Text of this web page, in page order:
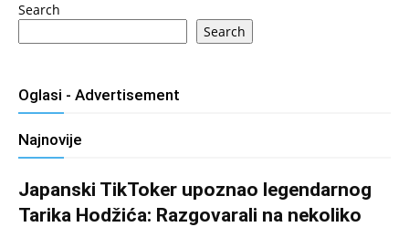
Search
Search
Oglasi - Advertisement
Najnovije
Japanski TikToker upoznao legendarnog
Tarika Hodžića: Razgovarali na nekoliko